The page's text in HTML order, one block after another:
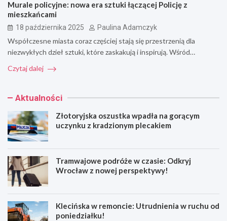
Murale policyjne: nowa era sztuki łączącej Policję z
mieszkańcami
18 października 2025 Paulina Adamczyk
Współczesne miasta coraz częściej stają się przestrzenią dla
niezwykłych dzieł sztuki, które zaskakują i inspirują. Wśród…
Czytaj dalej
Aktualności
Złotoryjska oszustka wpadła na gorącym
uczynku z kradzionym plecakiem
Tramwajowe podróże w czasie: Odkryj
Wrocław z nowej perspektywy!
Klecińska w remoncie: Utrudnienia w ruchu od
poniedziałku!